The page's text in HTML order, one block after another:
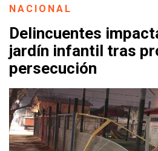
NACIONAL
Delincuentes
jardín infantil tras
persecución